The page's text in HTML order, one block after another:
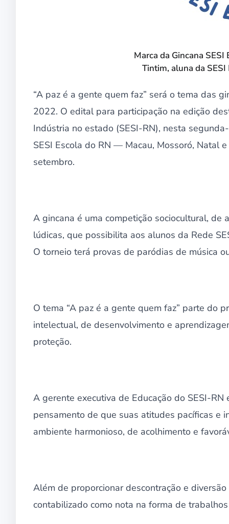
Marca da Gincana
Tintim, aluna da
“A paz é a gente quem faz” será o tema das
2022. O edital para participação na edição
Indústria no estado (SESI-RN), nesta
SESI Escola do RN — Macau, Mossoró, Natal
setembro.
A gincana é uma competição sociocultural,
lúdicas, que possibilita aos alunos da Rede
O torneio terá provas de paródias de música
O tema “A paz é a gente quem faz” parte do
intelectual, de desenvolvimento e
proteção.
A gerente executiva de Educação do SESI-
pensamento de que suas atitudes pacíficas e
ambiente harmonioso, de acolhimento e
Além de proporcionar descontração e
contabilizado como nota na forma de